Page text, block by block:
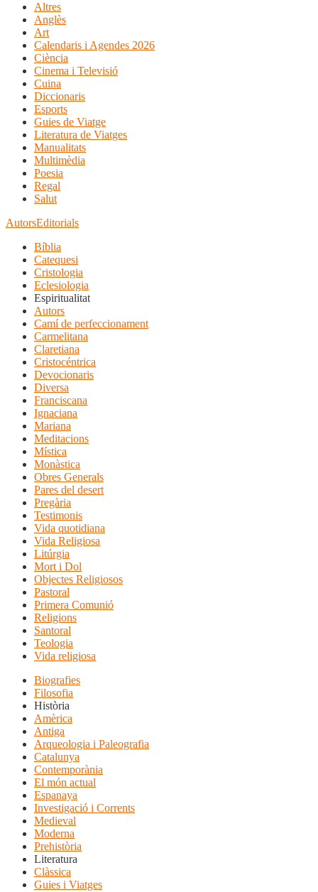
Altres
Anglès
Art
Calendaris i Agendes 2026
Ciència
Cinema i Televisió
Cuina
Diccionaris
Esports
Guies de Viatge
Literatura de Viatges
Manualitats
Multimèdia
Poesia
Regal
Salut
AutorsEditorials
Bíblia
Catequesi
Cristologia
Eclesiologia
Espiritualitat
Autors
Camí de perfeccionament
Carmelitana
Claretiana
Cristocéntrica
Devocionaris
Diversa
Franciscana
Ignaciana
Mariana
Meditacions
Mística
Monàstica
Obres Generals
Pares del desert
Pregària
Testimonis
Vida quotidiana
Vida Religiosa
Litúrgia
Mort i Dol
Objectes Religiosos
Pastoral
Primera Comunió
Religions
Santoral
Teologia
Vida religiosa
Biografies
Filosofia
Història
Amèrica
Antiga
Arqueologia i Paleografia
Catalunya
Contemporània
El món actual
Espanaya
Investigació i Corrents
Medieval
Moderna
Prehistòria
Literatura
Clàssica
Guies i Viatges